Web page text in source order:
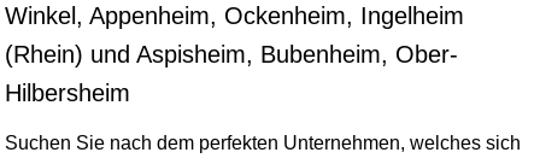
Winkel, Appenheim, Ockenheim, Ingelheim
(Rhein) und Aspisheim, Bubenheim, Ober-
Hilbersheim
Suchen Sie nach dem perfekten Unternehmen, welches sich